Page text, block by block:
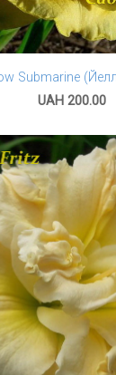
Submarine
UAH 200.00